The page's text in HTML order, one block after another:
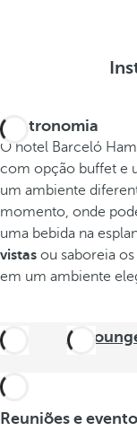
Gastronomia
O hotel Barceló
com opção buffet e
um ambiente
momento, onde
uma bebida na
vistas ou saboreia
em um ambiente
B-
Reuniões e